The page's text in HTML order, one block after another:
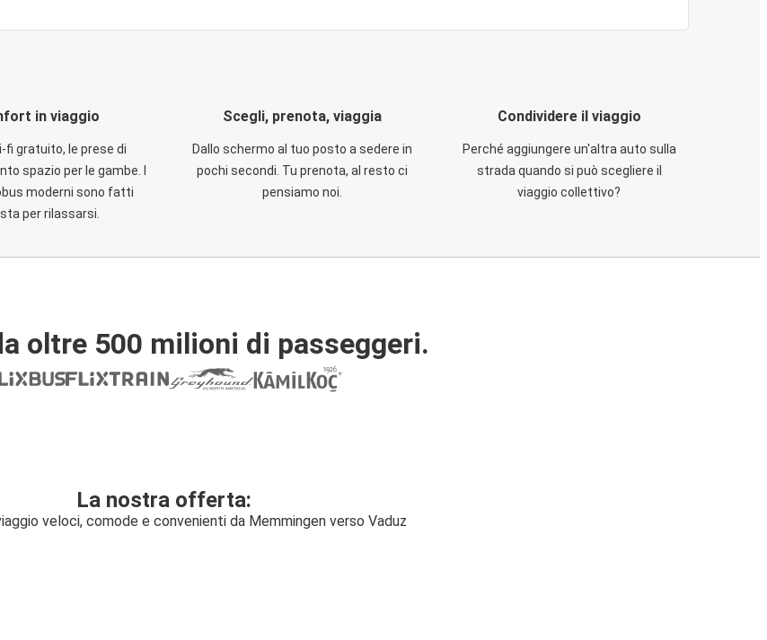
in viaggio
fi gratuito, le prese di
spazio per le gambe. I
moderni sono fatti
per rilassarsi.
Scegli, prenota, viaggia
Dallo schermo al tuo posto a sedere in
pochi secondi. Tu prenota, al resto ci
pensiamo noi.
Condividere il viaggio
Perché aggiungere un'altra auto sulla
strada quando si può scegliere il
viaggio collettivo?
oltre 500 milioni di passeggeri.
La nostra offerta:
veloci, comode e convenienti da Memmingen verso Vaduz